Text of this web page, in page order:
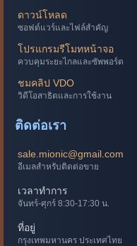
ดาวน์โหลด
ซอฟต์แวร์และไฟล์สำคัญ
โปรแกรมรีโมทหน้าจอ
ควบคุมระยะไกลและซัพพอร์ต
ชมคลิป VDO
วิดีโอสาธิตและการใช้งาน
ติดต่อเรา
sale.mionic@gmail.com
อีเมลสำหรับติดต่อขาย
เวลาทำการ
จันทร์-ศุกร์ 8:30-17:30 น.
ที่อยู่
กรุงเทพมหานคร ประเทศไทย